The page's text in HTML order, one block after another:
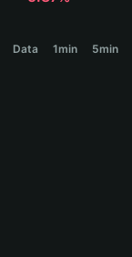
Data 1min 5min